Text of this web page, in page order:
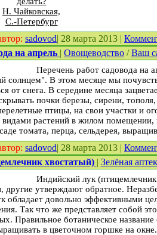
Н. Чайковская,
С.-Петербург
sadovod| 28 марта 2013 |
на апрель | Овощеводство /Ваш
Перечень работ садовода на
солнцем". В этом месяце мы
от снега. В середине месяца
почки березы, сирени,
птицы, на свои участки и
растений в жилом помещении,
томата, перца, сельдерея,
sadovod| 28 марта 2013 |
хвостатый) | Зелёная
Индийский лук
другие утверждают обратное.
довольно эффективными
Так что же представляет собой
Правильное ботаническое название
в цветочном горшке на окне.